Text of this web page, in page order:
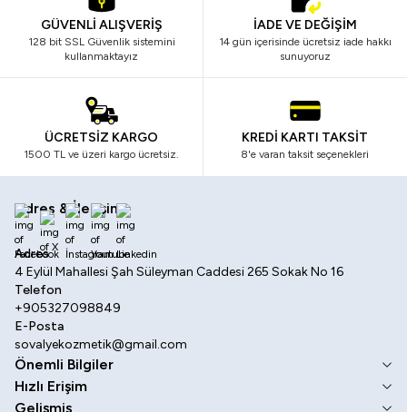
GÜVENLİ ALIŞVERİŞ
128 bit SSL Güvenlik sistemini
kullanmaktayız
İADE VE DEĞİŞİM
14 gün içerisinde ücretsiz iade hakkı
sunuyoruz
ÜCRETSİZ KARGO
1500 TL ve üzeri kargo ücretsiz.
KREDİ KARTI TAKSİT
8'e varan taksit seçenekleri
Adres & İletişim
Adres
4 Eylül Mahallesi Şah Süleyman Caddesi 265 Sokak No 16
Telefon
+905327098849
E-Posta
sovalyekozmetik@gmail.com
Facebook
X İnstagram
Youtube
Önemli Bilgiler
Hızlı Erişim
Gelişmiş